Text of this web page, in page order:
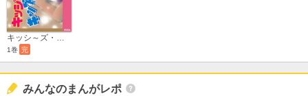
キッシ～ズ・キッズ
1巻 完
みんなのまんがレポ